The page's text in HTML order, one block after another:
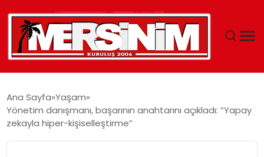
YAŞAM
Ana Sayfa Yaşam
Yönetim danışmanı, başarının anahtarını açıkladı: “Yapay
zekayla hiper-kişiselleştirme”